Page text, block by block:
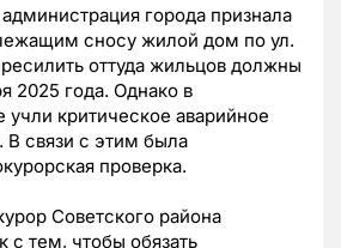
города признала
сносу жилой дом по ул.
оттуда жильцов должны
2025 года. Однако в
учли критическое аварийное
В связи с этим была
проверка.
Советского района
с тем, чтобы обязать